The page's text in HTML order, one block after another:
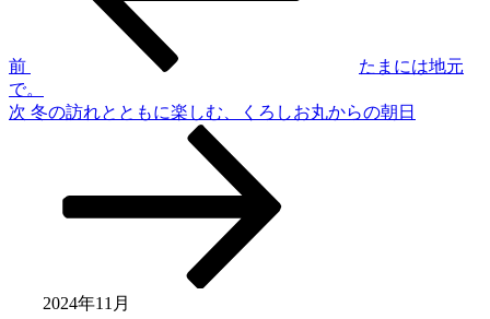
ゲ
ー
前
たまには地元
で。
次
次 冬の訪れとともに楽しむ、くろしお丸からの朝日
2024年11月